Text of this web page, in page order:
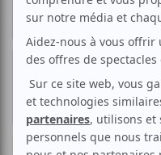
« Je voudrais
Faire briller
Opinion Divertissement